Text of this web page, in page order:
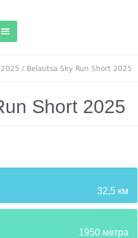
2025 / Belasitsa Sky Run Short 2025
Short 2025
32,5 км
1950 метра